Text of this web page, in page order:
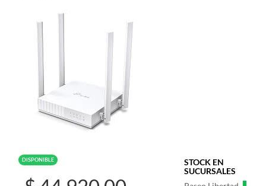
DISPONIBLE
STOCK EN
SUCURSALES